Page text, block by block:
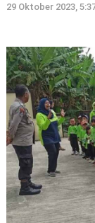
29 Oktober 2023,